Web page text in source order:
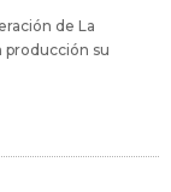
de La
su